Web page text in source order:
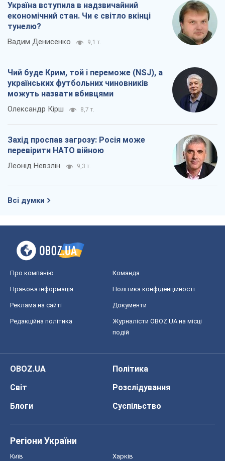
Україна вступила в надзвичайний
економічний стан. Чи є світло вкінці
тунелю?
Вадим Денисенко 9,1 т.
Чий буде Крим, той і переможе (NSJ), а
українських футбольних чиновників
можуть назвати вбивцями
Олександр Кірш 8,7 т.
Захід проспав загрозу: Росія може
перевірити НАТО війною
Леонід Невзлін 9,3 т.
Всі думки
Про компанію Команда
Правова інформація Політика конфіденційності
Реклама на сайті Документи
Редакційна політика
Журналісти OBOZ.UA на місці
подій
OBOZ.UA
Політика
Світ
Розслідування
Блоги
Суспільство
Регіони України
Київ Харків